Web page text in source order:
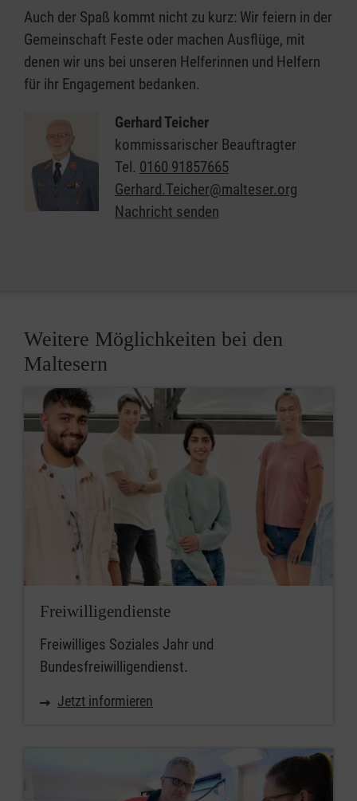
Auch der Spaß kommt nicht zu kurz: Wir feiern in der
Gemeinschaft Feste oder machen Ausflüge, mit
denen wir uns bei unseren Helferinnen und Helfern
für ihr Engagement bedanken.
Gerhard Teicher
kommissarischer Beauftragter
Tel. 0160 91857665
Gerhard.Teicher@malteser.org
Nachricht senden
Weitere Möglichkeiten bei den
Maltesern
Freiwilligendienste
Freiwilliges Soziales Jahr und
Bundesfreiwilligendienst.
Jetzt informieren